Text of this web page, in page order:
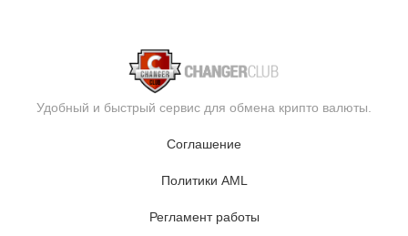
Удобный и быстрый сервис для обмена крипто валюты.
Соглашение
Политики AML
Регламент работы